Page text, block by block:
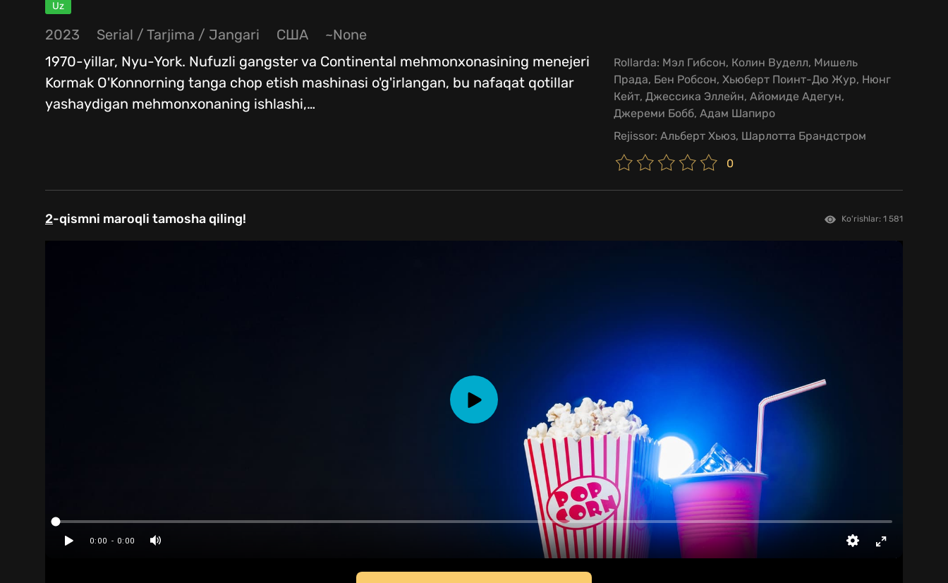
Uz
2023 Serial / Tarjima / Jangari США
~None
1970-yillar, Nyu-York. Nufuzli gangster va Continental mehmonxonasining menejeri
Kormak O'Konnorning tanga chop etish mashinasi o'g'irlangan, bu nafaqat qotillar
yashaydigan mehmonxonaning ishlashi,…
Rollarda: Мэл Гибсон, Колин Вуделл, Мишель
Прада, Бен Робсон, Хьюберт Поинт-Дю Жур, Нюнг
Кейт, Джессика Эллейн, Айомиде Адегун,
Джереми Бобб, Адам Шапиро
Rejissor: Альберт Хьюз, Шарлотта Брандстром
0
2-qismni maroqli tamosha qiling! Ko'rishlar: 1 581